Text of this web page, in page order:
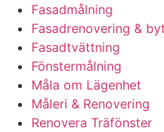
Fasadmålning
Fasadrenovering &
Fasadtvättning
Fönstermålning
Måla om Lägenhet
Måleri & Renovering
Renovera Träfönster